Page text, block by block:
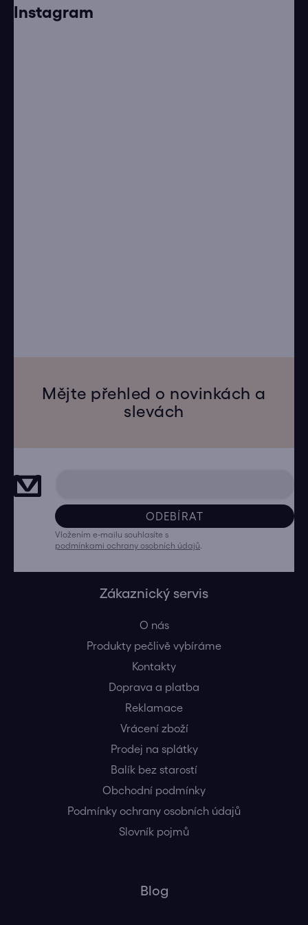
Instagram
Mějte přehled o novinkách a
slevách
ODEBÍRAT
Vložením e-mailu souhlasíte s
podmínkami ochrany osobních údajů
Zákaznický servis
O nás
Produkty pečlivě vybíráme
Kontakty
Doprava a platba
Reklamace
Vrácení zboží
Prodej na splátky
Balík bez starostí
Obchodní podmínky
Podmínky ochrany osobních údajů
Slovník pojmů
Blog